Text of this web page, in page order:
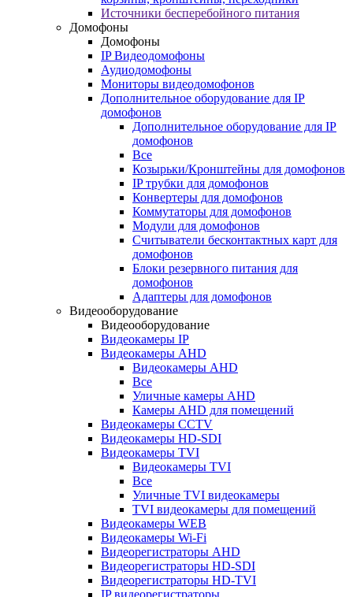
Источники бесперебойного питания
Домофоны
Домофоны
IP Видеодомофоны
Аудиодомофоны
Мониторы видеодомофонов
Дополнительное оборудование для IP
домофонов
Дополнительное оборудование для IP
домофонов
Все
Козырьки/Кронштейны для домофонов
IP трубки для домофонов
Конвертеры для домофонов
Коммутаторы для домофонов
Модули для домофонов
Считыватели бесконтактных карт для
домофонов
Блоки резервного питания для
домофонов
Адаптеры для домофонов
Видеооборудование
Видеооборудование
Видеокамеры IP
Видеокамеры AHD
Видеокамеры AHD
Все
Уличные камеры AHD
Камеры AHD для помещений
Видеокамеры CCTV
Видеокамеры HD-SDI
Видеокамеры TVI
Видеокамеры TVI
Все
Уличные TVI видеокамеры
TVI видеокамеры для помещений
Видеокамеры WEB
Видеокамеры Wi-Fi
Видеорегистраторы AHD
Видеорегистраторы HD-SDI
Видеорегистраторы HD-TVI
IP видеорегистраторы